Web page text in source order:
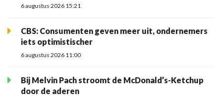
6 augustus 2026 15:21
CBS: Consumenten geven meer uit, ondernemers
iets optimistischer
6 augustus 2026 11:00
Bij Melvin Pach stroomt de McDonald’s-Ketchup
door de aderen